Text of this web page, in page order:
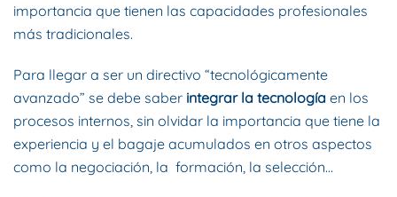
importancia que tienen las capacidades profesionales
más tradicionales.
Para llegar a ser un directivo “tecnológicamente
avanzado” se debe saber integrar la tecnología en los
procesos internos, sin olvidar la importancia que tiene la
experiencia y el bagaje acumulados en otros aspectos
como la negociación, la formación, la selección…